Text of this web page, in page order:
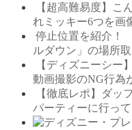
【超高難易度】
れミッキー6つを画
停止位置を紹介！
ルダウン」の場所
【ディズニーシー
動画撮影のNG行為
【徹底レポ】ダッ
パーティーに行って